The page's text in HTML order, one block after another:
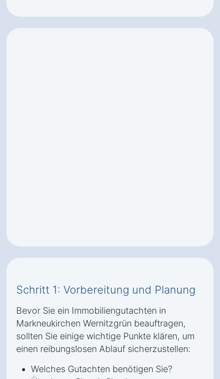
Schritt 1: Vorbereitung und Planung
Bevor Sie ein Immobiliengutachten in
Markneukirchen Wernitzgrün beauftragen,
sollten Sie einige wichtige Punkte klären, um
einen reibungslosen Ablauf sicherzustellen:
Welches Gutachten benötigen Sie?